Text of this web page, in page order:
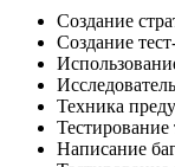
Создание
Создание
Техника
Тестирование
Написание